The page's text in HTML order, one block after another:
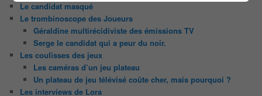
Le candidat masqué
Le trombinoscope des Joueurs
Géraldine multirécidiviste des émissions TV
Serge le candidat qui a peur du noir.
Les coulisses des jeux
Les caméras d’un jeu plateau
Un plateau de jeu télévisé coûte cher, mais pourquoi ?
Les interviews de Lora